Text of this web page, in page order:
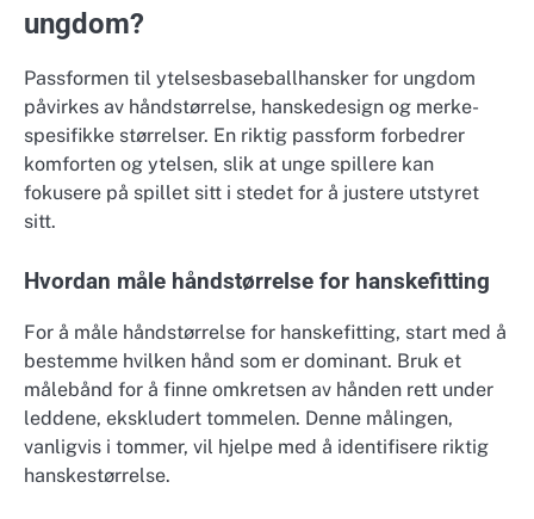
ungdom?
Passformen til ytelsesbaseballhansker for ungdom
påvirkes av håndstørrelse, hanskedesign og merke-
spesifikke størrelser. En riktig passform forbedrer
komforten og ytelsen, slik at unge spillere kan
fokusere på spillet sitt i stedet for å justere utstyret
sitt.
Hvordan måle håndstørrelse for hanskefitting
For å måle håndstørrelse for hanskefitting, start med å
bestemme hvilken hånd som er dominant. Bruk et
målebånd for å finne omkretsen av hånden rett under
leddene, ekskludert tommelen. Denne målingen,
vanligvis i tommer, vil hjelpe med å identifisere riktig
hanskestørrelse.